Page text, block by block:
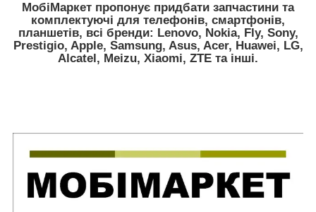
МобiМаркет пропонує придбати запчастини та
комплектуючі для телефонів, смартфонів,
планшетів, всі бренди: Lenovo, Nokia, Fly, Sony,
Prestigio, Apple, Samsung, Asus, Acer, Huawei, LG,
Alcatel, Meizu, Xiaomi, ZTE та інші.